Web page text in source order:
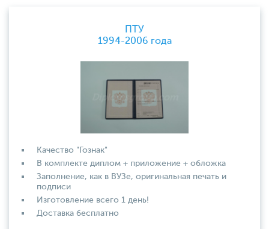
ПТУ
1994-2006 года
Качество "Гознак"
В комплекте диплом + приложение + обложка
Заполнение, как в ВУЗе, оригинальная печать и
подписи
Изготовление всего 1 день!
Доставка бесплатно